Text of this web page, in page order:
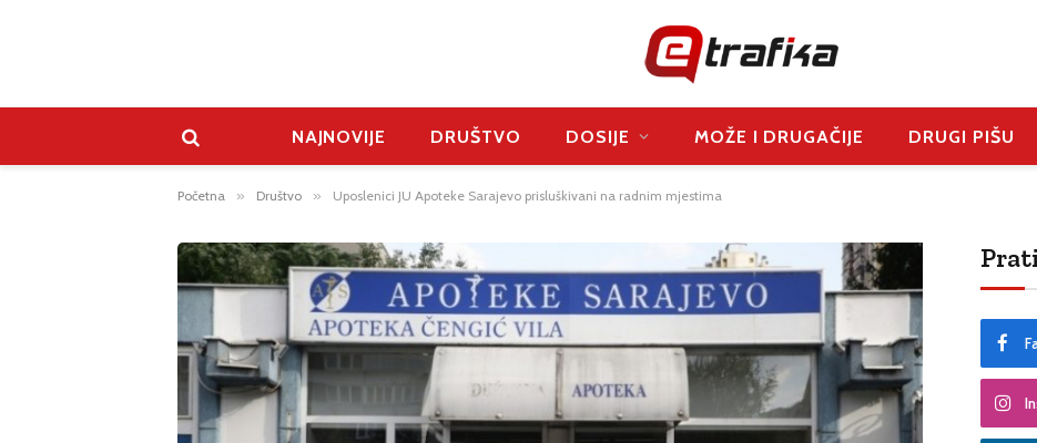
NAJNOVIJE DRUŠTVO DOSIJE MOŽE I DRUGAČIJE DRUGI PIŠU
Početna » Društvo » Uposlenici JU Apoteke Sarajevo prisluškivani na radnim mjestima